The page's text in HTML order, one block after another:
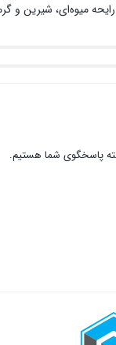
رایحه میوه‌ای، شیرین و